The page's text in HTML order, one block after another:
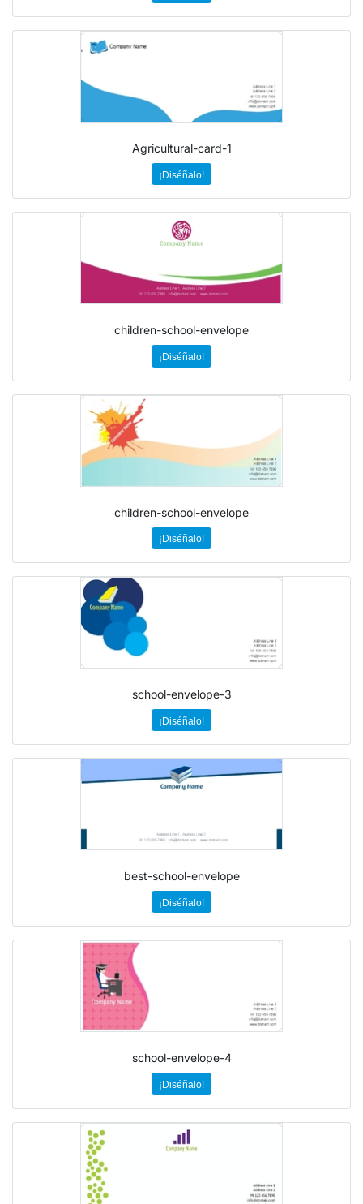
Agricultural-card-1
¡Diséñalo!
children-school-envelope
¡Diséñalo!
children-school-envelope
¡Diséñalo!
school-envelope-3
¡Diséñalo!
best-school-envelope
¡Diséñalo!
school-envelope-4
¡Diséñalo!